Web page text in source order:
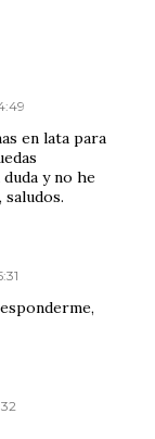
en lata para
y no he